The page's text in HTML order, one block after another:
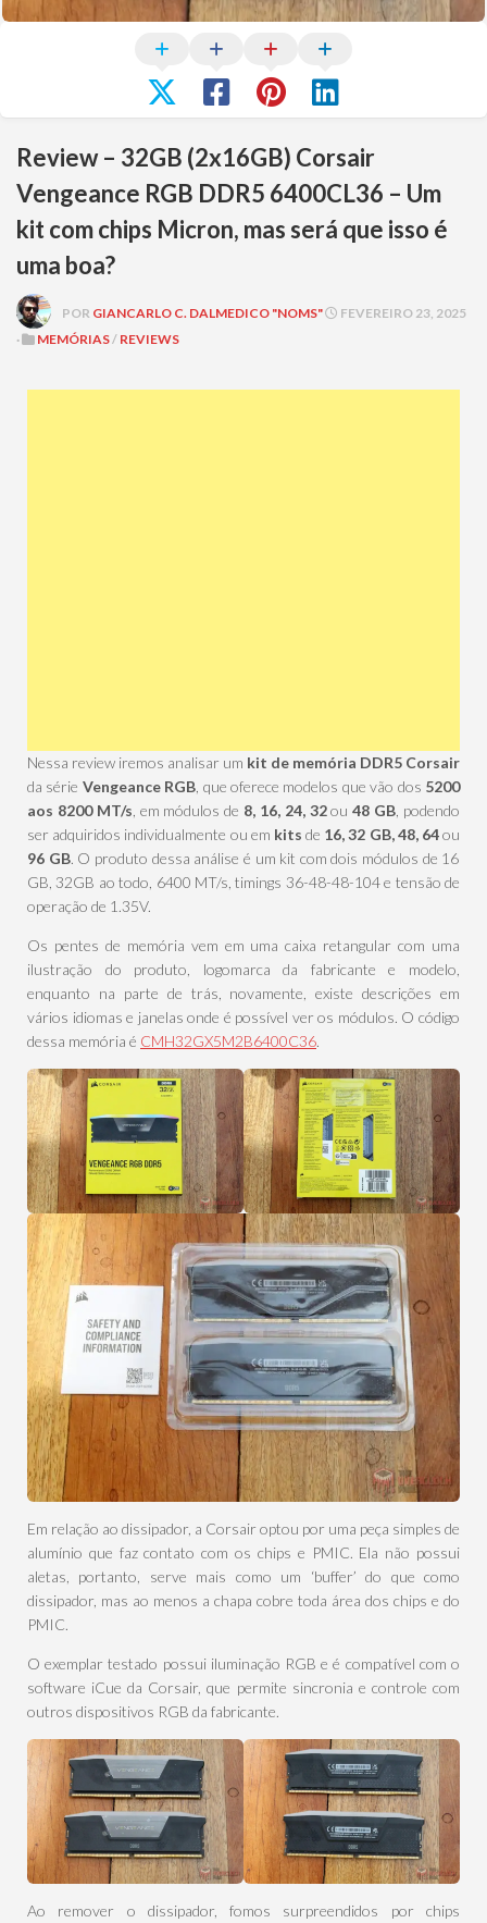
Review – 32GB (2x16GB) Corsair
Vengeance RGB DDR5 6400CL36 – Um
kit com chips Micron, mas será que isso é
uma boa?
POR GIANCARLO C. DALMEDICO "NOMS"
FEVEREIRO 23, 2025
·
MEMÓRIAS/ REVIEWS
Nessa review iremos analisar um kit de memória DDR5 Corsair
da série Vengeance RGB , que oferece modelos que vão dos 5200
aos 8200 MT/s , em módulos de 8, 16, 24, 32ou 48 GB , podendo
ser adquiridos individualmente ou em kits de 16,32 GB, 48, 64ou
96 GB. O produto dessa análise é um kit com dois módulos de 16
GB, 32GB ao todo, 6400 MT/s, timings 36-48-48-104 e tensão de
operação de 1.35V.
Os pentes de memória vem em uma caixa retangular com uma
ilustração do produto, logomarca da fabricante e modelo,
enquanto na parte de trás, novamente, existe descrições em
vários idiomas e janelas onde é possível ver os módulos. O código
dessa memória é CMH32GX5M2B6400C36.
Em relação ao dissipador, a Corsair optou por uma peça simples de
alumínio que faz contato com os chips e PMIC. Ela não possui
aletas, portanto, serve mais como um ‘buffer’ do que como
dissipador, mas ao menos a chapa cobre toda área dos chips e do
PMIC.
O exemplar testado possui iluminação RGB e é compatível com o
software iCue da Corsair, que permite sincronia e controle com
outros dispositivos RGB da fabricante.
Ao remover o dissipador, fomos surpreendidos por chips